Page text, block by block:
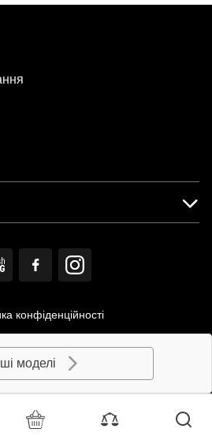
моделі
LIEBHERR в Україні.
конфіденційності